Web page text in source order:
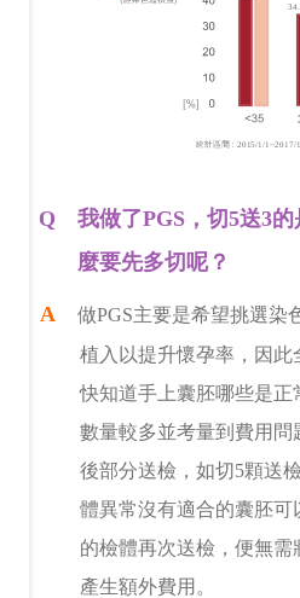
我做了PGS，切5送3
麼要先多切呢？
做PGS主要是希望挑選染
植入以提升懷孕率，因此
快知道手上囊胚哪些是正
數量較多並考量到費用
後部分送檢，如切5顆送
體異常沒有適合的囊胚
的檢體再次送檢，便無
產生額外費用。